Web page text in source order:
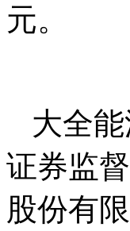
元。
大全
证券监
股份有